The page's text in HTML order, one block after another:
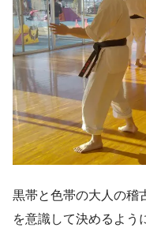
黒帯と色帯の大人の稽
を意識して決めるよう